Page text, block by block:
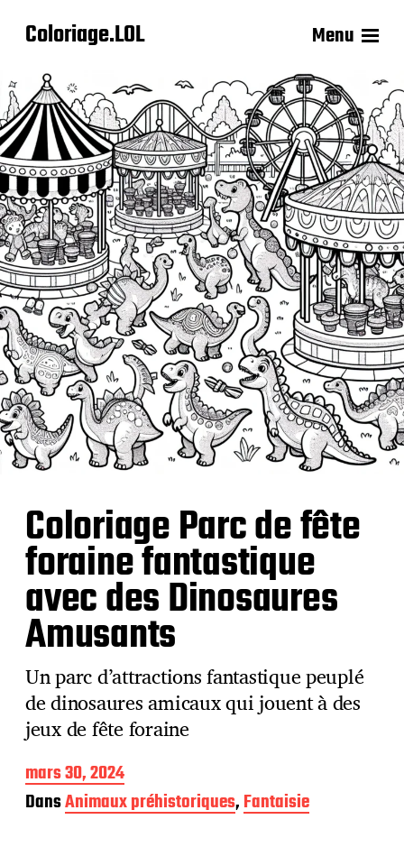
Coloriage.LOL Menu
Coloriage Parc de fête
foraine fantastique
avec des Dinosaures
Amusants
Un parc d’attractions fantastique peuplé
de dinosaures amicaux qui jouent à des
jeux de fête foraine
D
a
t
mars 30, 2024
DansAnimaux préhistoriques,Fantaisie